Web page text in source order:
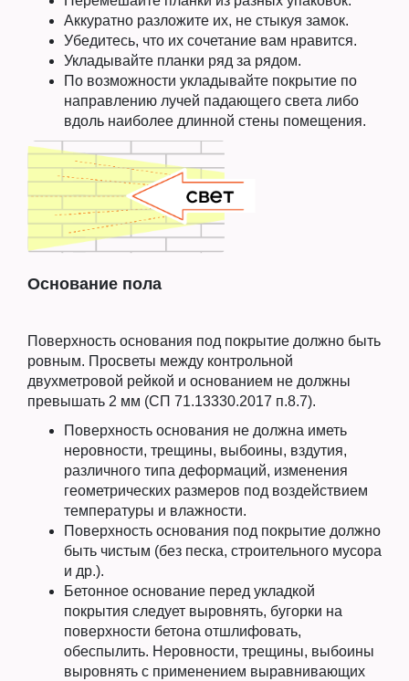
Аккуратно разложите их, не стыкуя замок.
Убедитесь, что их сочетание вам нравится.
Укладывайте планки ряд за рядом.
По возможности укладывайте покрытие по
направлению лучей падающего света либо
вдоль наиболее длинной стены помещения.
Основание пола
Поверхность основания под покрытие должно быть
ровным. Просветы между контрольной
двухметровой рейкой и основанием не должны
превышать 2 мм (СП 71.13330.2017 п.8.7).
Поверхность основания не должна иметь
неровности, трещины, выбоины, вздутия,
различного типа деформаций, изменения
геометрических размеров под воздействием
температуры и влажности.
Поверхность основания под покрытие должно
быть чистым (без песка, строительного мусора
и др.).
Бетонное основание перед укладкой
покрытия следует выровнять, бугорки на
поверхности бетона отшлифовать,
обеспылить. Неровности, трещины, выбоины
выровнять с применением выравнивающих